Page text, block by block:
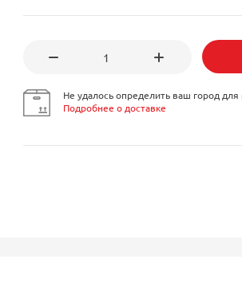
Не удалось определить ваш город для
Подробнее о доставке